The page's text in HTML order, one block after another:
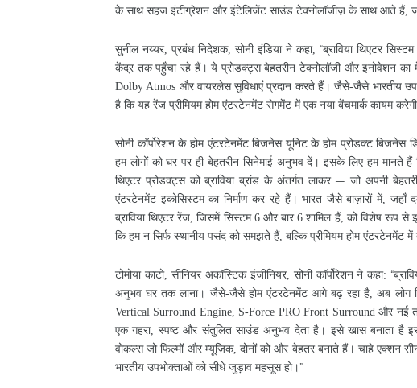
के साथ सहज इंटीग्रेशन और इंटेलिजेंट साउंड टेक्नोलॉजीज़ के साथ आते हैं,
सुनील नय्यर, प्रबंध निदेशक, सोनी इंडिया ने कहा, “ब्राविया थिएटर सिस्टम
केंद्र तक पहुँचा रहे हैं। ये प्रोडक्ट्स बेहतरीन टेक्नोलॉजी और इनोवेशन का
Dolby Atmos और वायरलेस सुविधाएं प्रदान करते हैं। जैसे-जैसे भारतीय
है कि यह रेंज प्रीमियम होम एंटरटेनमेंट सेगमेंट में एक नया बेंचमार्क कायम
सोनी कॉर्पोरेशन के होम एंटरटेनमेंट बिजनेस यूनिट के होम प्रोडक्ट बिजनेस
हम लोगों को घर पर ही बेहतरीन सिनेमाई अनुभव दें। इसके लिए हम मानते हैं
थिएटर प्रोडक्ट्स को ब्राविया ब्रांड के अंतर्गत लाकर — जो अपनी
एंटरटेनमेंट इकोसिस्टम का निर्माण कर रहे हैं। भारत जैसे बाज़ारों में, जहाँ
ब्राविया थिएटर रेंज,जिसमें सिस्टम6 और बार6शामिल हैं, को विशेष रूप से
कि हम न सिर्फ स्थानीय पसंद को समझते हैं, बल्कि प्रीमियम होम एंटरटेनमेंट में
टोमोया काटो, सीनियर अकॉस्टिक इंजीनियर, सोनी कॉर्पोरेशन ने कहा: “
अनुभव घर तक लाना। जैसे-जैसे होम एंटरटेनमेंट आगे बढ़ रहा है,अब लोग
Vertical Surround Engine, S-Force PRO Front Surroundऔर नई
एक गहरा, स्पष्ट और संतुलित साउंड अनुभव देता है। इसे खास बनाता है
वोकल्स जो फिल्मों और म्यूज़िक, दोनों को और बेहतर बनाते हैं। चाहे एक्शन
भारतीय उपभोक्ताओं को सीधे जुड़ाव महसूस हो।”